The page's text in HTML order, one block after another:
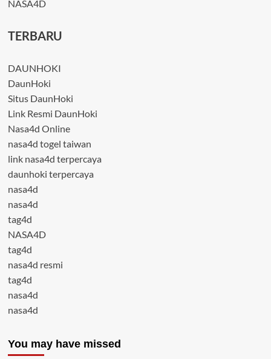
NASA4D
TERBARU
DAUNHOKI
DaunHoki
Situs DaunHoki
Link Resmi DaunHoki
Nasa4d Online
nasa4d togel taiwan
link nasa4d terpercaya
daunhoki terpercaya
nasa4d
nasa4d
tag4d
NASA4D
tag4d
nasa4d resmi
tag4d
nasa4d
nasa4d
You may have missed